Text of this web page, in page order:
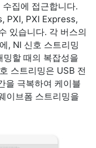
집에 접근합니다.
PXI, PXI Express,
있습니다. 각 버스의
, NI 신호 스트리밍
할 때의 복잡성을
스트리밍은 USB 전
을 극복하여 케이블
이브폼 스트리밍을